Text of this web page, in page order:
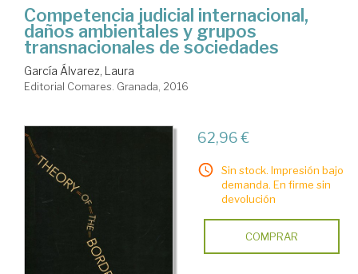
Competencia judicial internacional,
daños ambientales y grupos
transnacionales de sociedades
García Álvarez, Laura
Editorial Comares. Granada, 2016
62,96 €
Sin stock. Impresión bajo
demanda. En firme sin
devolución
COMPRAR